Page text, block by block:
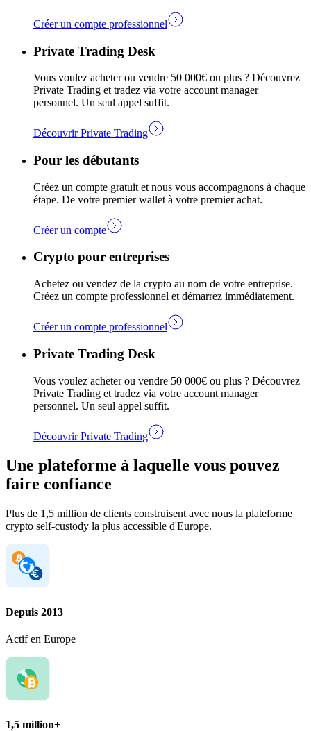
Créer un compte professionnel
Private Trading Desk
Vous voulez acheter ou vendre 50 000€ ou plus ? Découvrez
Private Trading et tradez via votre account manager
personnel. Un seul appel suffit.
Découvrir Private Trading
Pour les débutants
Créez un compte gratuit et nous vous accompagnons à chaque
étape. De votre premier wallet à votre premier achat.
Créer un compte
Crypto pour entreprises
Achetez ou vendez de la crypto au nom de votre entreprise.
Créez un compte professionnel et démarrez immédiatement.
Créer un compte professionnel
Private Trading Desk
Vous voulez acheter ou vendre 50 000€ ou plus ? Découvrez
Private Trading et tradez via votre account manager
personnel. Un seul appel suffit.
Découvrir Private Trading
Une plateforme à laquelle vous pouvez
faire confiance
Plus de 1,5 million de clients construisent avec nous la plateforme
crypto self-custody la plus accessible d'Europe.
Depuis 2013
Actif en Europe
1,5 million+